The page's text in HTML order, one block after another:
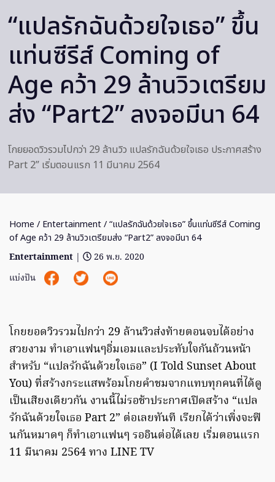
“แปลรักฉันด้วยใจเธอ” ขึ้น
แท่นซีรีส์ Coming of
Age คว้า 29 ล้านวิวเตรียม
ส่ง “Part2” ลงจอมีนา 64
โกยยอดวิวรวมไปกว่า 29 ล้านวิว แปลรักฉันด้วยใจเธอ ประกาศสร้าง
Part 2” เริ่มตอนแรก 11 มีนาคม 2564
Home / Entertainment/ “แปลรักฉันด้วยใจเธอ” ขึ้นแท่นซีรีส์ Coming
of Age คว้า 29 ล้านวิวเตรียมส่ง “Part2” ลงจอมีนา 64
Entertainment |
26 พ.ย. 2020
แบ่งปัน
โกยยอดวิวรวมไปกว่า 29 ล้านวิวส่งท้ายตอนจบได้อย่าง
สวยงาม ทำเอาแฟนๆอิ่มเอมและประทับใจกันถ้วนหน้า
สำหรับ “แปลรักฉันด้วยใจเธอ” (I Told Sunset About
You) ที่สร้างกระแสพร้อมโกยคำชมจากแทบทุกคนที่ได้ดู
เป็นเสียงเดียวกัน งานนี้ไม่รอช้าประกาศเปิดสร้าง “แปล
รักฉันด้วยใจเธอ Part 2” ต่อเลยทันที เรียกได้ว่าเพิ่งจะฟิ
นกันหมาดๆ ก็ทำเอาแฟนๆ รออินต่อได้เลย เริ่มตอนแรก
11 มีนาคม 2564 ทาง LINE TV